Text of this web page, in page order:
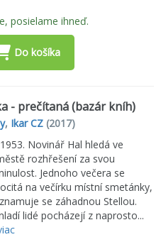
posielame ihneď.
Do košíka
- prečítaná (bazár kníh)
, Ikar CZ (2017)
Novinář Hal hledá ve
rozhřešení za svou
Jednoho večera se
na večírku místní smetánky,
se záhadnou Stellou.
lidé pocházejí z naprosto...